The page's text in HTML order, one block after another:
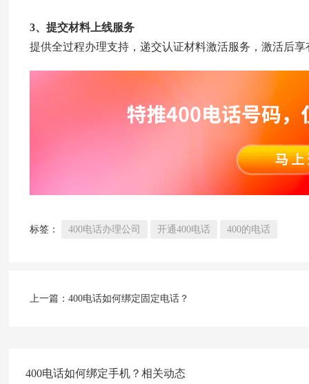
3、提交材料上线服务
提供全过程办理支持，递交认证材料激活服务，激活后享
标签： 400电话办理公司 开通400电话 400的电话
上一篇： 400电话如何绑定固定电话？
400电话如何绑定手机？相关动态